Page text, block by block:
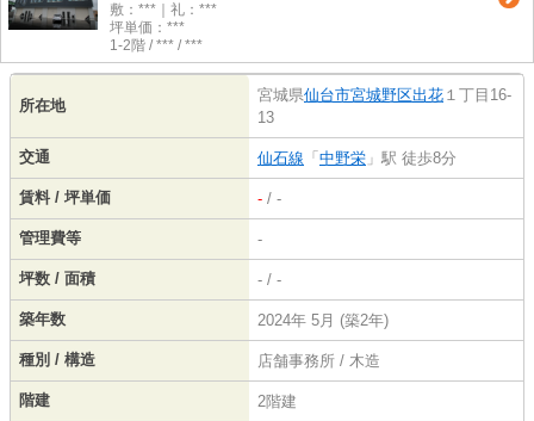
敷：***｜礼：***
坪単価：***
1-2階 / *** / ***
所在地
宮城県仙台市宮城野区出花 １丁目16-
13
交通 仙石線 「 中野栄 」駅 徒歩8分
賃料 / 坪単価 - / -
管理費等 -
坪数 / 面積 - / -
築年数 2024年 5月 (築2年)
種別 / 構造 店舗事務所 / 木造
階建 2階建